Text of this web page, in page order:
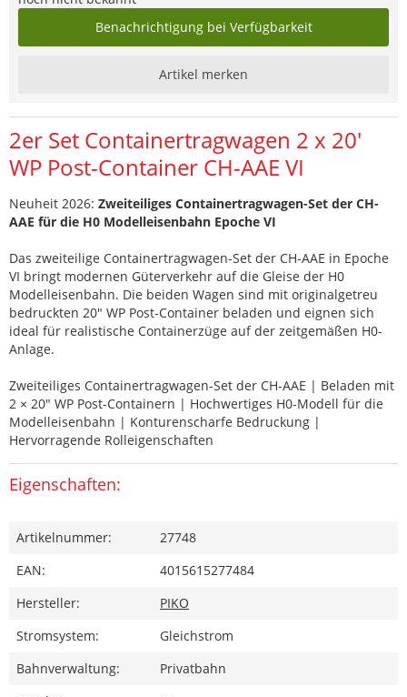
Benachrichtigung bei Verfügbarkeit
Artikel merken
2er Set Containertragwagen 2 x 20'
WP Post-Container CH-AAE VI
Neuheit 2026: Zweiteiliges Containertragwagen-Set der CH-
AAE für die H0 Modelleisenbahn Epoche VI
Das zweiteilige Containertragwagen-Set der CH-AAE in Epoche
VI bringt modernen Güterverkehr auf die Gleise der H0
Modelleisenbahn. Die beiden Wagen sind mit originalgetreu
bedruckten 20" WP Post-Container beladen und eignen sich
ideal für realistische Containerzüge auf der zeitgemäßen H0-
Anlage.
Zweiteiliges Containertragwagen-Set der CH-AAE | Beladen mit
2 × 20" WP Post-Containern | Hochwertiges H0-Modell für die
Modelleisenbahn | Konturenscharfe Bedruckung |
Hervorragende Rolleigenschaften
Eigenschaften:
Artikelnummer:
27748
EAN:
4015615277484
Hersteller:
PIKO
Stromsystem:
Gleichstrom
Bahnverwaltung:
Privatbahn